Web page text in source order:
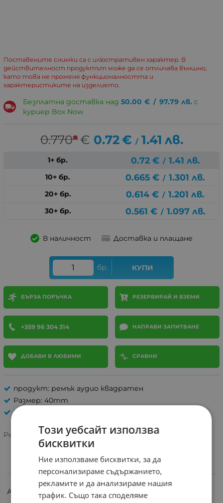
Поставените снимки са с илюстративен характер. В
действителност продуктът може да се отличава външно,
като това не променя функционалността и
характеристиките на изделието.
Безплатна доставка над 50.00 € / 97.79 лв. с
куриер Box Now
0.770*€ 0.72€ / 1.41 лв.
1+ бр. 0.72 € / 1.41 лв.
10+ бр. 0.665 € / 1.301 лв.
20+ бр. 0.614 € / 1.201 лв.
30+ бр. 0.561 € / 1.097 лв.
В наличност Доставка и плащане
бр. КУПИ
БЪРЗА ПОРЪЧКА РЕЗЕРВИРАЙ И ВЗЕМИ
+359 96 304 314 НАПРАВИ ЗАПИТВАНЕ
ДОБАВИ В ЛЮБИМИ СРАВНИ
продукт: ремък аудио квадратен
Размер: 40mm
РЕМЪЦИ, ЗЪБЧАТКИ
Рейтинг:
ИНФОРМАЦИЯ
Аудио ремък квадратен 40, 1x1мм.
Този уебсайт използва
бисквитки
Ние използваме бисквитки, за да
персонализираме съдържанието,
рекламите и да анализираме нашия
трафик. Също така споделяме